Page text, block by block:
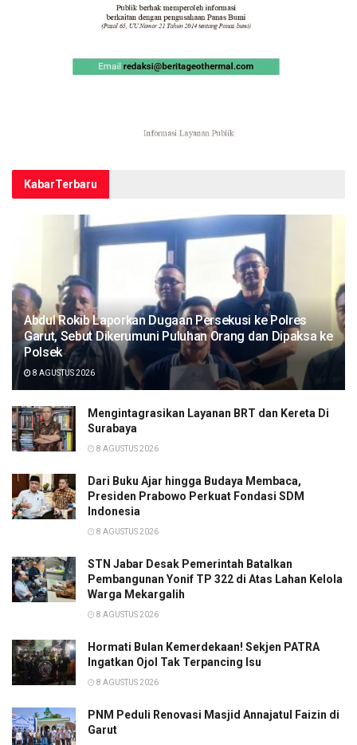
KabarTerbaru
Abdul Rokib Laporkan Dugaan Persekusi ke Polres
Garut, Sebut Dikerumuni Puluhan Orang dan Dipaksa ke
Polsek
8 AGUSTUS 2026
Mengintagrasikan Layanan BRT dan Kereta Di
Surabaya
8 AGUSTUS 2026
Dari Buku Ajar hingga Budaya Membaca,
Presiden Prabowo Perkuat Fondasi SDM
Indonesia
8 AGUSTUS 2026
STN Jabar Desak Pemerintah Batalkan
Pembangunan Yonif TP 322 di Atas Lahan Kelola
Warga Mekargalih
8 AGUSTUS 2026
Hormati Bulan Kemerdekaan! Sekjen PATRA
Ingatkan Ojol Tak Terpancing Isu
8 AGUSTUS 2026
PNM Peduli Renovasi Masjid Annajatul Faizin di
Garut